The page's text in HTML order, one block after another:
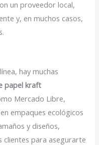
un proveedor local,
y, en muchos casos,
hay muchas
papel kraft
Mercado Libre,
empaques ecológicos
y diseños,
clientes para asegurarte